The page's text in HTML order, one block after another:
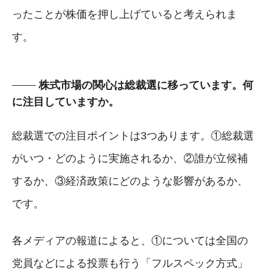
ったことが株価を押し上げていると考えられま
す。
株式市場の関心は総裁選に移っています。何
に注目していますか。
総裁選での注目ポイントは3つあります。①総裁選
がいつ・どのように実施されるか、②誰が立候補
するか、③経済政策にどのような影響があるか、
です。
各メディアの報道によると、①については全国の
党員などによる投票も行う「フルスペック方式」